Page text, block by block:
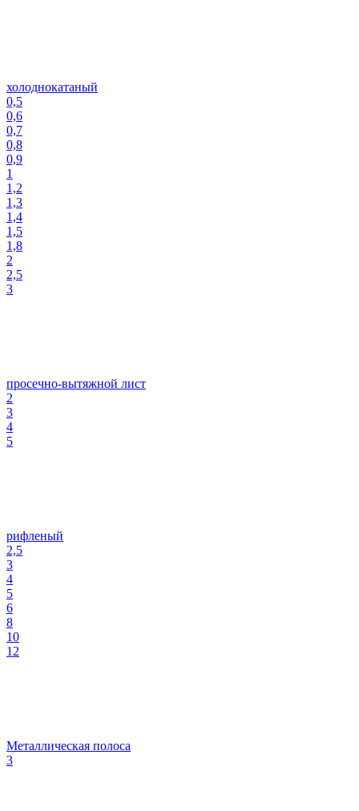
холоднокатаный
0,5
0,6
0,7
0,8
0,9
1
1,2
1,3
1,4
1,5
1,8
2
2,5
3
просечно-вытяжной лист
2
3
4
5
рифленый
2,5
3
4
5
6
8
10
12
Металлическая полоса
3